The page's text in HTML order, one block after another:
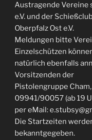
Austragende Vereine
e.V. und der
Oberpfalz Ost e.V.
Meldungen bitte
Einzelschützen
natürlich ebenfalls
Vorsitzenden der
Pistolengruppe
09941/90057 (ab 19
per eMail:
Die Startzeiten
bekanntgegeben.